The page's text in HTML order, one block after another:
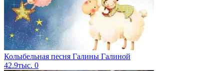
Колыбельная песня Галины Галиной
42.9тыс. 0